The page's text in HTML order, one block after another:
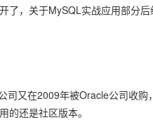
了，关于MySQL实战应用部分后
又在2009年被Oracle公司收购，
还是社区版本。